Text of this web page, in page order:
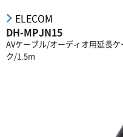
ELECOM
DH-MPJN15
AVケーブル/オーディオ用延長
ク/1.5m